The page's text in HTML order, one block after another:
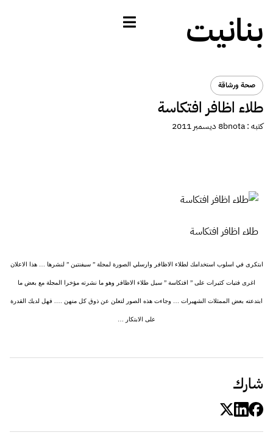
بنانيت
صحة ورشاقة
طلاء اظافر افتكاسة
كتبه :bnota8 ديسمبر 2011
طلاء اظافر افتكاسة
ابتكرى في اسلوب استخدامك لطلاء الاظافر وارسلي الصورة لمجلة ” سيفنتين ” لنشرها … هذا الاعلان
اغرى فتيات كثيرات على ” افتكاسة ” سيل طلاء الاظافر وهو ما نشرته مؤخرا المجلة مع بعض ما
ابتدعته بعض الممثلات الشهيرات … وجاءت هذه الصور لتعلن عن ذوق كل منهن …. فهل لديك القدرة
على الابتكار …
شارك